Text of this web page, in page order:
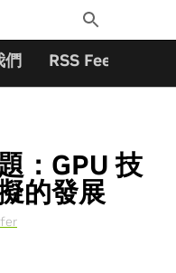
Toggle
Search
們 RSS Feeds
：GPU 技
的發展